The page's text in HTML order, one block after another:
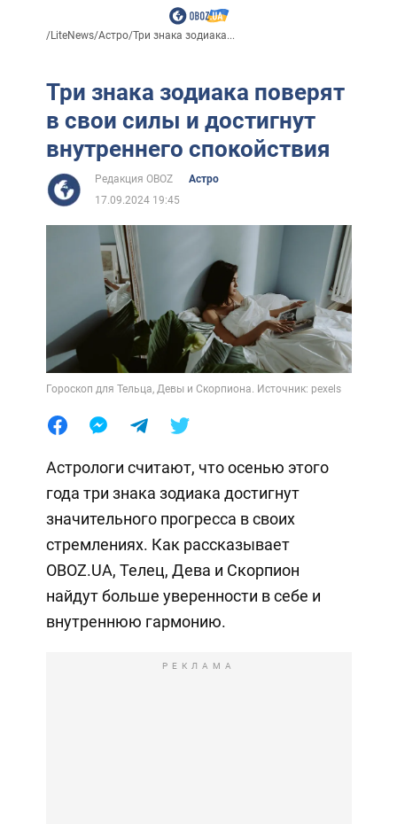
/LiteNews/Астро/Три знака зодиака...
Три знака зодиака поверят
в свои силы и достигнут
внутреннего спокойствия
Редакция OBOZ
Астро
17.09.2024 19:45
Гороскоп для Тельца, Девы и Скорпиона. Источник: pexels
Астрологи считают, что осенью этого
года три знака зодиака достигнут
значительного прогресса в своих
стремлениях. Как рассказывает
OBOZ.UA, Телец, Дева и Скорпион
найдут больше уверенности в себе и
внутреннюю гармонию.
РЕКЛАМА